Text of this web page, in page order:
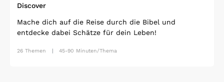
Discover
Mache dich auf die Reise durch die Bibel und
entdecke dabei Schätze für dein Leben!
26 Themen 45-90 Minuten/Thema